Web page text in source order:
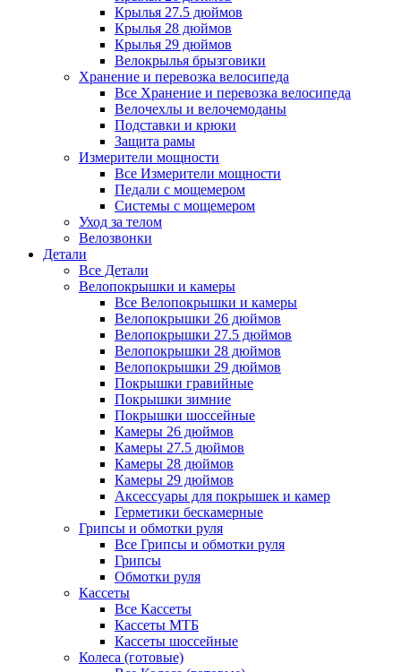
Крылья 27.5 дюймов
Крылья 28 дюймов
Крылья 29 дюймов
Велокрылья брызговики
Хранение и перевозка велосипеда
Все Хранение и перевозка велосипеда
Велочехлы и велочемоданы
Подставки и крюки
Защита рамы
Измерители мощности
Все Измерители мощности
Педали с мощемером
Системы с мощемером
Уход за телом
Велозвонки
Детали
Все Детали
Велопокрышки и камеры
Все Велопокрышки и камеры
Велопокрышки 26 дюймов
Велопокрышки 27.5 дюймов
Велопокрышки 28 дюймов
Велопокрышки 29 дюймов
Покрышки гравийные
Покрышки зимние
Покрышки шоссейные
Камеры 26 дюймов
Камеры 27.5 дюймов
Камеры 28 дюймов
Камеры 29 дюймов
Аксессуары для покрышек и камер
Герметики бескамерные
Грипсы и обмотки руля
Все Грипсы и обмотки руля
Грипсы
Обмотки руля
Кассеты
Все Кассеты
Кассеты МТБ
Кассеты шоссейные
Колеса (готовые)